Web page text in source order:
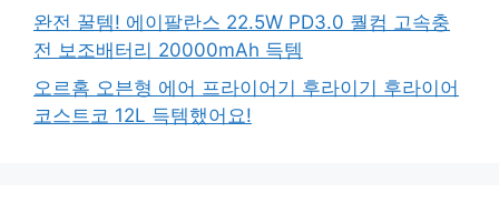
완전 꿀템! 에이팔란스 22.5W PD3.0 퀄컴 고속충
전 보조배터리 20000mAh 득템
오르홈 오븐형 에어 프라이어기 후라이기 후라이어
코스트코 12L 득템했어요!